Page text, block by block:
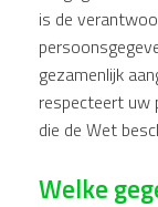
is de
gezamenlijk
respecteert uw
die de Wet
Welke